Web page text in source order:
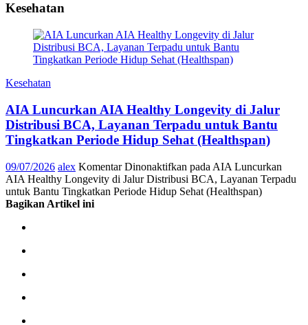
Kesehatan
Kesehatan
AIA Luncurkan AIA Healthy Longevity di Jalur
Distribusi BCA, Layanan Terpadu untuk Bantu
Tingkatkan Periode Hidup Sehat (Healthspan)
09/07/2026 alex Komentar Dinonaktifkan pada AIA Luncurkan
AIA Healthy Longevity di Jalur Distribusi BCA, Layanan Terpadu
untuk Bantu Tingkatkan Periode Hidup Sehat (Healthspan)
Bagikan Artikel ini